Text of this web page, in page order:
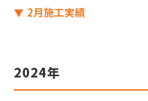
2月施工実績
2024年